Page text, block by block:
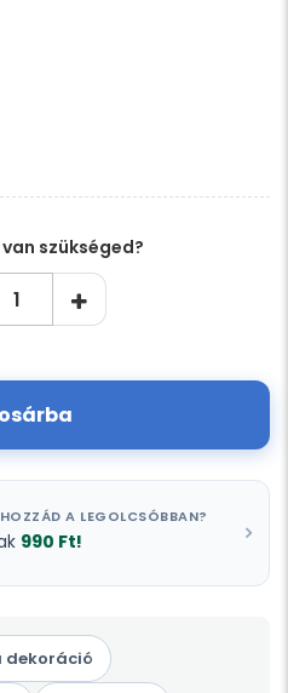
szükséged?
A LEGOLCSÓBBAN?
990 Ft!
dekoráció